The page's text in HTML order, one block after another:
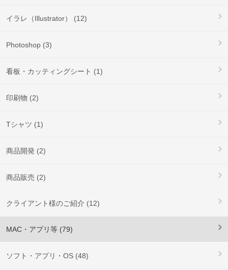
イラレ（Illustrator） (12)
Photoshop (3)
看板・カッティングシート (1)
印刷物 (2)
Tシャツ (1)
商品開発 (2)
商品販売 (2)
クライアント様のご紹介 (12)
MAC・アプリ等 (79)
ソフト・アプリ・OS (48)